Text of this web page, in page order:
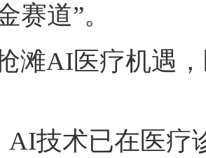
赛道”。
AI技术已在医疗